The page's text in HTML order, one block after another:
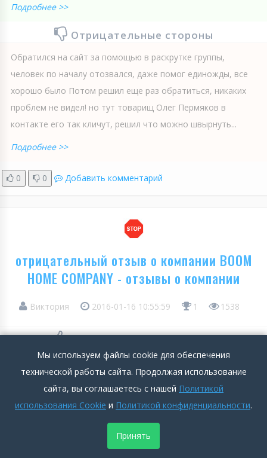
Подробнее >>
Отрицательные стороны
Обратился на сайт за помощью в раскрутке группы,
человек по началу отозвался, даже помог единожды, все
хорошо было Потом решил еще раз обратиться, никаких
проблем не видел! но тут товарищ Олег Пермяков в
контакте его так кличут, решил что можно швырнуть...
Подробнее >>
0 0 Добавить комментарий
отрицательный отзыв о компании BOOM
HOME COMPANY - отзывы о компании
Виктория 2016-01-16 10:55:59 1 1538
Подробнее >>
Отрицательные стороны
захотели, мол, не верно сама заказ оформила. В эл.письмо
с подтверждением заказа - все верное. менеджер не хочет
Мы используем файлы cookie для обеспечения
технической работы сайта. Продолжая использование
сайта, вы соглашаетесь с нашей Политикой
использования Cookie и Политикой конфиденциальности.
Принять